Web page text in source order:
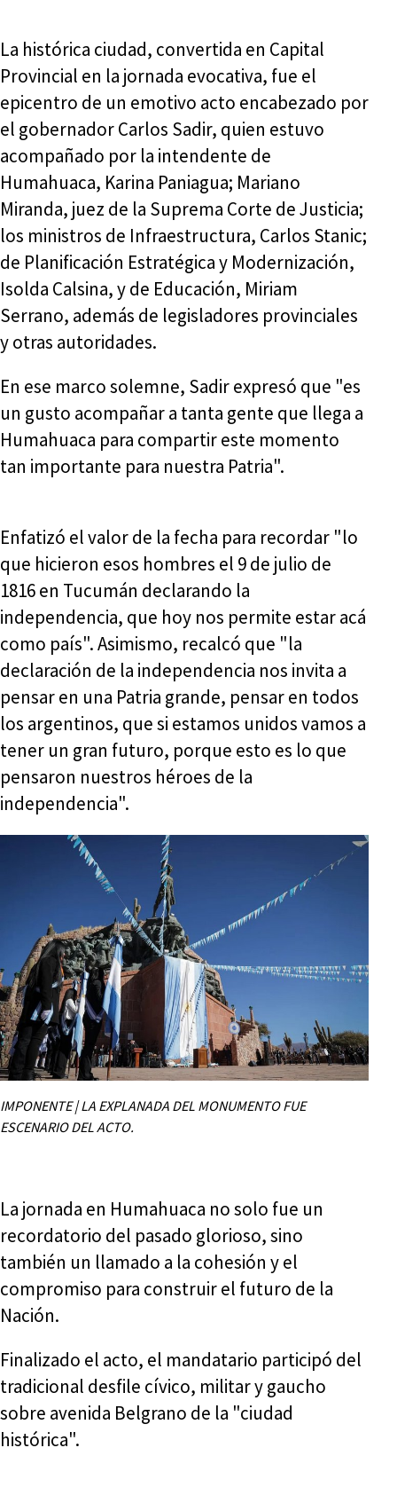
La histórica ciudad, convertida en Capital
Provincial en la jornada evocativa, fue el
epicentro de un emotivo acto encabezado por
el gobernador Carlos Sadir, quien estuvo
acompañado por la intendente de
Humahuaca, Karina Paniagua; Mariano
Miranda, juez de la Suprema Corte de Justicia;
los ministros de Infraestructura, Carlos Stanic;
de Planificación Estratégica y Modernización,
Isolda Calsina, y de Educación, Miriam
Serrano, además de legisladores provinciales
y otras autoridades.
En ese marco solemne, Sadir expresó que "es
un gusto acompañar a tanta gente que llega a
Humahuaca para compartir este momento
tan importante para nuestra Patria".
Enfatizó el valor de la fecha para recordar "lo
que hicieron esos hombres el 9 de julio de
1816 en Tucumán declarando la
independencia, que hoy nos permite estar acá
como país". Asimismo, recalcó que "la
declaración de la independencia nos invita a
pensar en una Patria grande, pensar en todos
los argentinos, que si estamos unidos vamos a
tener un gran futuro, porque esto es lo que
pensaron nuestros héroes de la
independencia".
IMPONENTE | LA EXPLANADA DEL MONUMENTO FUE
ESCENARIO DEL ACTO.
La jornada en Humahuaca no solo fue un
recordatorio del pasado glorioso, sino
también un llamado a la cohesión y el
compromiso para construir el futuro de la
Nación.
Finalizado el acto, el mandatario participó del
tradicional desfile cívico, militar y gaucho
sobre avenida Belgrano de la "ciudad
histórica".